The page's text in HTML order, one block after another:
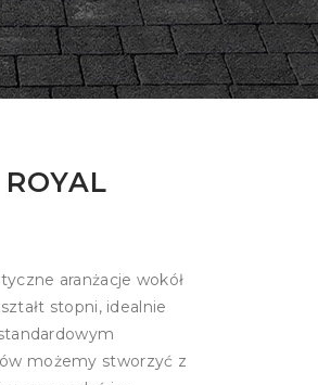
aranżacje wokół
stopni, idealnie
możemy stworzyć z